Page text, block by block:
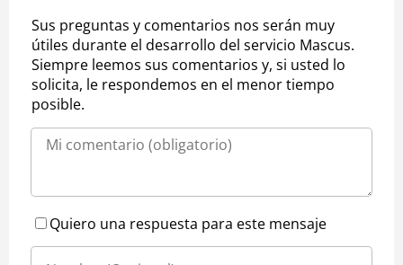
Sus preguntas y comentarios nos serán muy
útiles durante el desarrollo del servicio Mascus.
Siempre leemos sus comentarios y, si usted lo
solicita, le respondemos en el menor tiempo
posible.
Quiero una respuesta para este mensaje